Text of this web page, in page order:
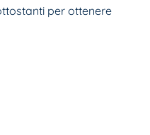
per ottenere